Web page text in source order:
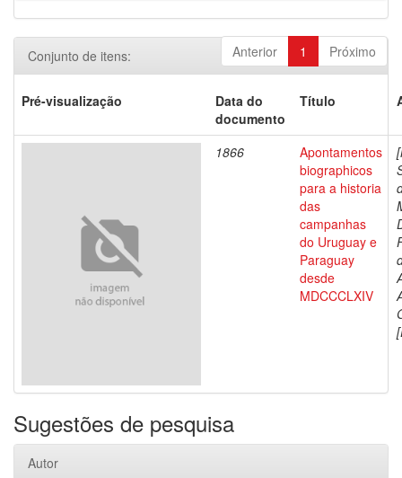
Anterior 1 Próximo
Conjunto de itens:
Pré-visualização
Data do
documento
Título
1866
Apontamentos
biographicos
para a historia
das
campanhas
do Uruguay e
Paraguay
desde
MDCCCLXIV
Sugestões de pesquisa
Autor